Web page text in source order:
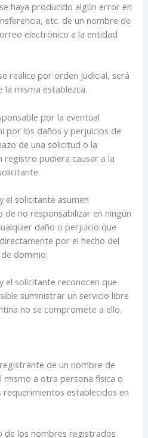
haya producido algún error en
etc. de un nombre de
electrónico a la entidad
realice por orden judicial, será
la misma establezca.
por la eventual
por los daños y perjuicios de
de una solicitud o la
registro pudiera causar a la
el solicitante asumen
no responsabilizar en ningún
daño o perjuicio que
por el hecho del
dominio.
el solicitante reconocen que
suministrar un servicio libre
no se compromete a ello.
de un nombre de
a otra persona física o
requerimientos establecidos en
de los nombres registrados